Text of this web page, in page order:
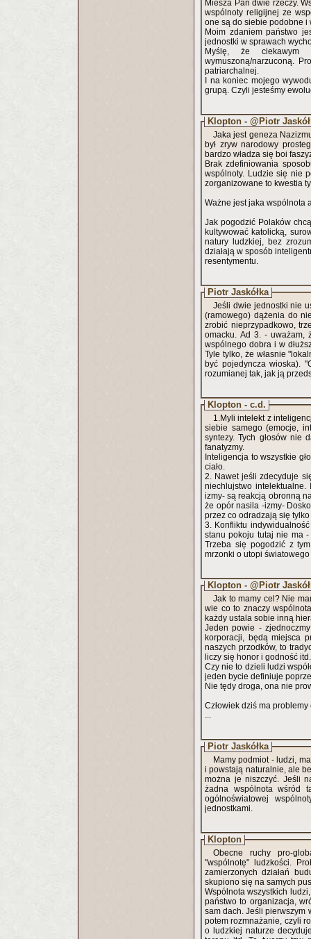
Miesza Pan dwie rzeczy.
wspólnoty religijnej ze
one są do siebie podobne
Moim zdaniem państwo
jednostki w sprawach
Myślę, że ciekawym
wymuszoną/narzuconą.
patriarchalnej.
I na koniec mojego
grupą. Czyli jesteśmy
Klopton - @Piotr
Jaka jest geneza
był zryw narodowy
bardzo władza się boi
Brak zdefiniowania
wspólnoty. Ludzie się nie
zorganizowane to kwestia
Ważne jest jaka wspólnota
Jak pogodzić Polaków
kultywować katolicką,
natury ludzkiej, bez
działają w sposób
resentymentu.
Piotr Jaskółka
Jeśli dwie jednostki nie
(ramowego) dążenia do
zrobić nieprzypadkowo,
omacku. Ad 3. - uważam,
wspólnego dobra i w
Tyle tylko, że własnie
być pojedyncza wioska).
rozumianej tak, jak ją
Klopton - c.d.
1.Myli intelekt z
siebie samego (emocje,
syntezy. Tych głosów nie
fanatyzmy.
Inteligencja to wszystkie
ciało.
2. Nawet jeśli zdecyduje
niechlujstwo
izmy- są reakcją obronną
że opór nasila -izmy-
przez co odradzają się
3. Konfliktu
stanu pokoju tutaj nie ma -
Trzeba się pogodzić z
mrzonki o utopi
Klopton - @Piotr
Jak to mamy cel? Nie
wie co to znaczy
każdy ustala sobie inną
Jeden powie -
korporacji, będą miejsca
naszych przodków, to
liczy się honor i godność itd.
Czy nie to dzieli ludzi
jeden bycie definiuje
Nie tędy droga, ona nie
Człowiek dziś ma
...
Piotr Jaskółka
Mamy podmiot - ludzi,
i powstają naturalnie, ale
można je niszczyć. Jeśli
żadna wspólnota wśród
ogólnoświatowej
jednostkami.
Klopton
Obecne ruchy pro-
"wspólnotę" ludzkości.
zamierzonych działań
skupiono się na samych
Wspólnota wszystkich
państwo to organizacja,
sam dach. Jeśli pierwszym
potem rozmnażanie, czyli
o ludzkiej naturze